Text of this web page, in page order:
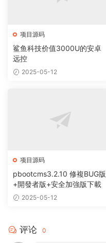
项目源码
鲨鱼科技价值3000U的安卓
远控
2025-05-12
项目源码
pbootcms3.2.10 修複BUG版
+開發者版+安全加強版下載
2025-05-12
评论 0